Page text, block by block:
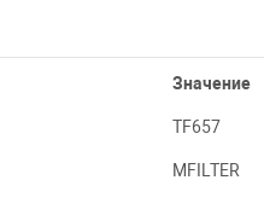
Значение
TF657
MFILTER